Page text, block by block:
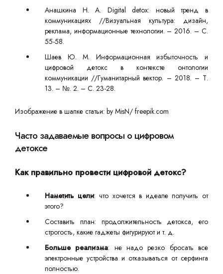
Анашкина Н. А. Digital detox: новый тренд в
коммуникациях //Визуальная культура: дизайн,
реклама, информационные технологии. – 2016. – С.
55-58.
Шаев Ю. М. Информационная избыточность и
цифровой детокс в контексте онтологии
коммуникации //Гуманитарный вектор. – 2018. – Т.
13. – №. 2. – С. 23-28.
Изображение в шапке статьи: by MisN/ freepik.com
Часто задаваемые вопросы о цифровом
детоксе
Как правильно провести цифровой детокс?
Наметить цели: что хочется в идеале получить от
этого?
Составить план: продолжительность детокса, его
строгость, какие гаджеты фигурируют и т. д.
Больше реализма: не надо резко бросать все
электронные устройства и отказываться от серфинга
полностью.